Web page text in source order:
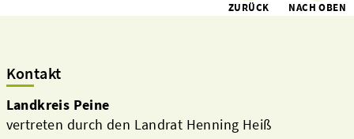
ZURÜCK NACH OBEN
Kontakt
Landkreis Peine
vertreten durch den Landrat Henning Heiß